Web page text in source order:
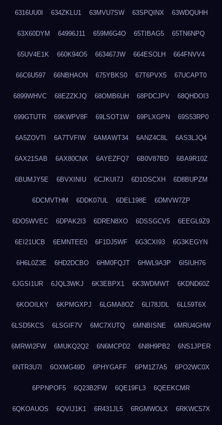
6316UU0I 634ZKLU1 63MVU7SW 63SPQINX 63WDQUHH
63X60DYM 64996J11 659M6G4O 65TIBAG5 65TN6NPQ
65UV4E1K 660K94O5 663467JW 664ESOLH 664FNVV4
66C6U597 66NBHAON 675YBKS0 67T6PVX5 67UCAPT0
6899WHVC 68EZZKJQ 68OMB6UH 68PDCJPV 68QHDOI3
699GTUTR 69KWPV8F 69LSOT1W 69PLXGPN 69S53RP0
6A5ZOVTI 6A7TVFIW 6AMAWT34 6ANZ4C8L 6AS3LJQ4
6AX21SAB 6AX80CNX 6AYEZFQ7 6B0V87BD 6BA9R10Z
6BUMJY5E 6BVXINIU 6CJKUI7J 6D1OSCXH 6D8BUPZM
6DCMVTHM 6DDK07UL 6DEL198E 6DMVW7ZP
6DO5WVEC 6DPAK2I3 6DREN8XO 6DSSGCV5 6EEGL9Z9
6EI21UCB 6EMNTEE0 6F1DJ5WF 6G3CXI93 6G3KEGYN
6H6L0Z3E 6HD2DCBO 6HM0FQJT 6HWL9A3P 6I5IUH76
6JGSI1UR 6JQL3WKJ 6K3EBPX1 6K3WDMWT 6KDND60Z
6KOOILKY 6KPMGXPJ 6LGMA8OZ 6LI78JDL 6LL59T6X
6LSD5KCS 6LSGIF7V 6MC7XUTQ 6MNBISNE 6MRU4GHW
6MRWI2FW 6MUKQ2Q2 6N6MCPD2 6N8H9PB2 6NS1JPER
6NTR3U7I 6OXMG49D 6PHYGAFF 6PM1Z7A5 6PO2WC0X
6PPNPOF5 6Q23B2FW 6QE19FL3 6QEEKCMR
6QKOAUOS 6QVIJ1K1 6R431JL5 6RGMWOLX 6RKWC57X